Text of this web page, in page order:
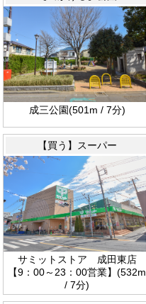
成三公園(501m / 7分)
【買う】スーパー
サミットストア 成田東店
【9：00～23：00営業】(532m
/ 7分)